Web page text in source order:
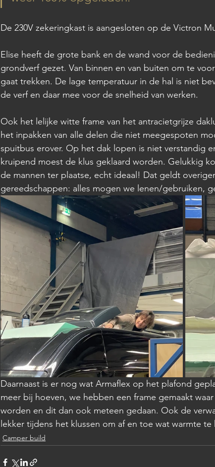
De 230V zekeringkast is aangesloten op de Victron
Elise heeft de grote bank en de wand voor de
grondverf gezet. Van binnen en van buiten om te
gaat trekken. De lage temperatuur in de hal is niet
de verf en daar mee voor de snelheid van werken.
Ook het lelijke witte frame van het antracietgrijze
het inpakken van alle delen die niet meegespoten
spuitbus erover. Op het dak lopen is niet verstandig
kruipend moest de klus geklaard worden. Gelukkig
de mannen ter plaatse, echt ideaal! Dat geldt
gereedschappen: alles mogen we lenen/gebruiken,
Daarnaast is er nog wat Armaflex op het plafond
meer bij hoeven, we hebben een frame gemaakt
worden en dit dan ook meteen gedaan. Ook de
lekker tijdens het klussen om af en toe wat warmte te
Camper build